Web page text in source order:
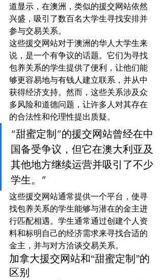
道显示，在澳洲，类似的援交网站依然
兴盛，吸引了数百名大学生寻找安排并
参与交易关系。
这些援交网站对于澳洲的华人大学生来
说，是一个有争议的话题。它们为寻找
包养关系的学生提供了便利，让他们能
够更容易地与有钱人建立联系，并从中
获得经济支持。然而，这些关系涉及众
多风险和道德问题，让许多人对其存在
的合法性和伦理性提出质疑。
“甜蜜定制”的援交网站曾经在中
国备受争议，但它在澳大利亚及
其他地方继续运营并吸引了不少
学生。”
这些援交网站通常提供一个平台，使寻
找包养关系的学生能够与潜在的金主进
行匹配相遇。学生通常通过创建个人资
料和标明自己的经济需求来寻找合适的
金主，并与对方洽谈交易关系。
加拿大援交网站和“甜蜜定制”的
区别